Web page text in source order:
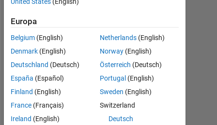
Statistik
Europa
Belgium (English)
Denmark (English)
Deutschland (Deutsch)
España (Español)
Finland (English)
France (Français)
Ireland (English)
Netherlands (English)
Norway (English)
Österreich (Deutsch)
Portugal (English)
Sweden (English)
Switzerland
Deutsch